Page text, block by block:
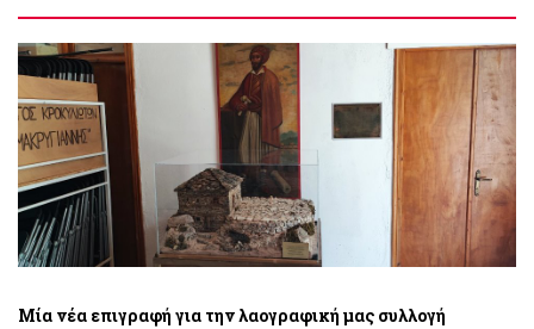
Μία νέα επιγραφή για την λαογραφική μας συλλογή